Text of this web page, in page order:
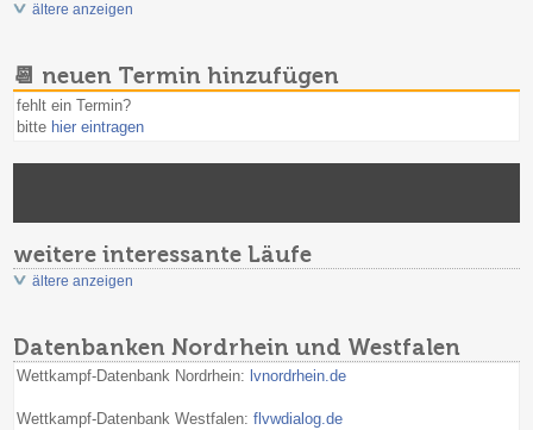
ältere anzeigen
📆 neuen Termin hinzufügen
fehlt ein Termin?
bitte hier eintragen
weitere interessante Läufe
ältere anzeigen
Datenbanken Nordrhein und Westfalen
Wettkampf-Datenbank Nordrhein: lvnordrhein.de
Wettkampf-Datenbank Westfalen:flvwdialog.de